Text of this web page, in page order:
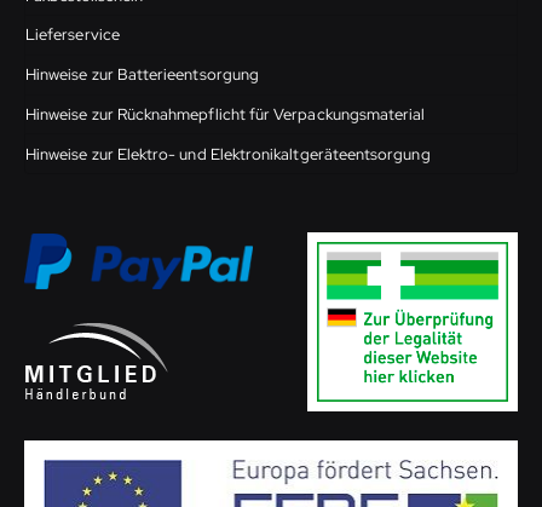
Lieferservice
Hinweise zur Batterieentsorgung
Hinweise zur Rücknahmepflicht für Verpackungsmaterial
Hinweise zur Elektro- und Elektronikaltgeräteentsorgung